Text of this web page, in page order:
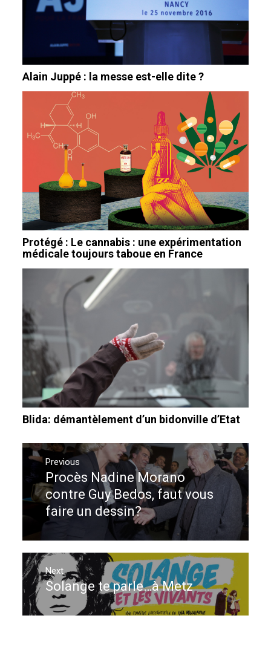
Alain Juppé : la messe est-elle dite ?
Protégé : Le cannabis : une expérimentation
médicale toujours taboue en France
Blida: démantèlement d’un bidonville d’Etat
Navigation
de
l’article
Previous
Previous
post:
Procès Nadine Morano
contre Guy Bedos, faut vous
faire un dessin?
Next
Next
post:
Solange te parle…à Metz